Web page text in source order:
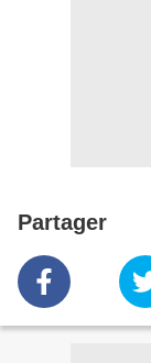
Partager